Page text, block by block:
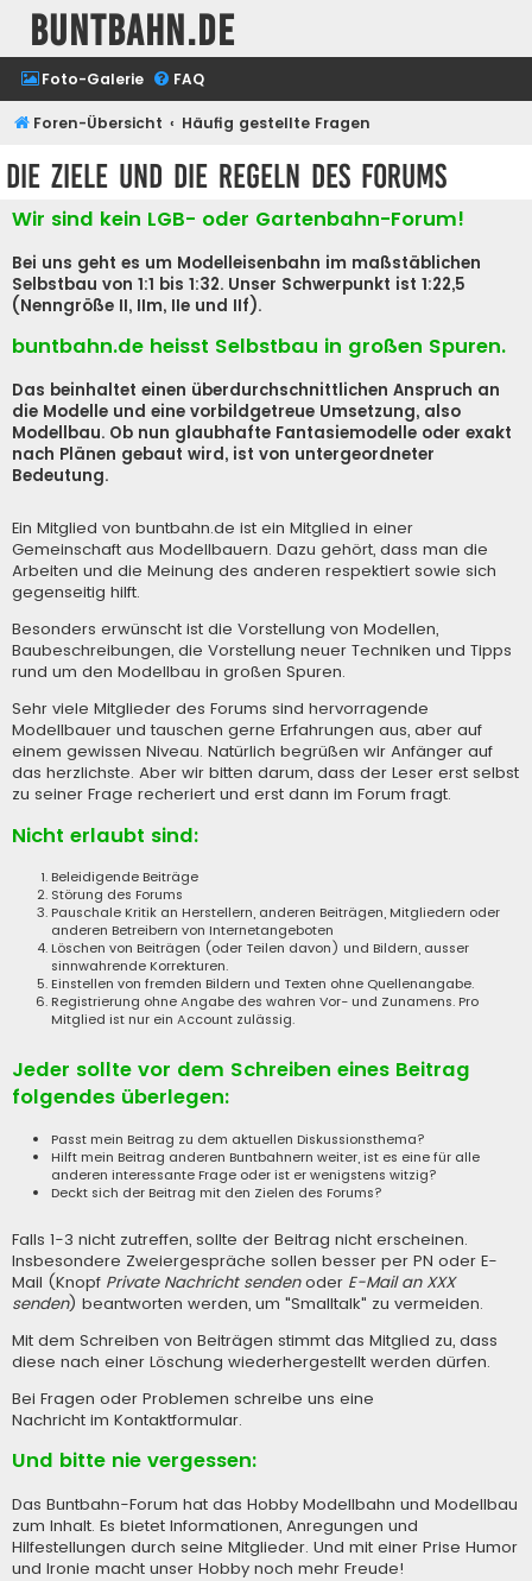
buntbahn.de
Foto-Galerie FAQ
Foren-Übersicht Häufig gestellte Fragen
Die Ziele und die Regeln des Forums
Wir sind kein LGB- oder Gartenbahn-Forum!
Bei uns geht es um Modelleisenbahn im maßstäblichen
Selbstbau von 1:1 bis 1:32. Unser Schwerpunkt ist 1:22,5
(Nenngröße II, IIm, IIe und IIf).
buntbahn.de heisst Selbstbau in großen Spuren.
Das beinhaltet einen überdurchschnittlichen Anspruch an
die Modelle und eine vorbildgetreue Umsetzung, also
Modellbau. Ob nun glaubhafte Fantasiemodelle oder exakt
nach Plänen gebaut wird, ist von untergeordneter
Bedeutung.
Ein Mitglied von buntbahn.de ist ein Mitglied in einer
Gemeinschaft aus Modellbauern. Dazu gehört, dass man die
Arbeiten und die Meinung des anderen respektiert sowie sich
gegenseitig hilft.
Besonders erwünscht ist die Vorstellung von Modellen,
Baubeschreibungen, die Vorstellung neuer Techniken und Tipps
rund um den Modellbau in großen Spuren.
Sehr viele Mitglieder des Forums sind hervorragende
Modellbauer und tauschen gerne Erfahrungen aus, aber auf
einem gewissen Niveau. Natürlich begrüßen wir Anfänger auf
das herzlichste. Aber wir bitten darum, dass der Leser erst selbst
zu seiner Frage recheriert und erst dann im Forum fragt.
Nicht erlaubt sind:
Beleidigende Beiträge
Störung des Forums
Pauschale Kritik an Herstellern, anderen Beiträgen, Mitgliedern oder
anderen Betreibern von Internetangeboten
Löschen von Beiträgen (oder Teilen davon) und Bildern, ausser
sinnwahrende Korrekturen.
Einstellen von fremden Bildern und Texten ohne Quellenangabe.
Registrierung ohne Angabe des wahren Vor- und Zunamens. Pro
Mitglied ist nur ein Account zulässig.
Jeder sollte vor dem Schreiben eines Beitrag
folgendes überlegen:
Passt mein Beitrag zu dem aktuellen Diskussionsthema?
Hilft mein Beitrag anderen Buntbahnern weiter, ist es eine für alle
anderen interessante Frage oder ist er wenigstens witzig?
Deckt sich der Beitrag mit den Zielen des Forums?
Falls 1-3 nicht zutreffen, sollte der Beitrag nicht erscheinen.
Insbesondere Zweiergespräche sollen besser per PN oder E-
Mail (Knopf Private Nachricht sendenoder E-Mail an XXX
senden) beantworten werden, um "Smalltalk" zu vermeiden.
Mit dem Schreiben von Beiträgen stimmt das Mitglied zu, dass
diese nach einer Löschung wiederhergestellt werden dürfen.
Bei Fragen oder Problemen schreibe uns eine
Nachricht im Kontaktformular.
Und bitte nie vergessen:
Das Buntbahn-Forum hat das Hobby Modellbahn und Modellbau
zum Inhalt. Es bietet Informationen, Anregungen und
Hilfestellungen durch seine Mitglieder. Und mit einer Prise Humor
und Ironie macht unser Hobby noch mehr Freude!